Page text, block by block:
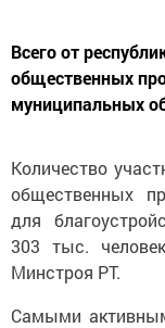
Всего от
общественных
муниципальных
Количество
общественных
для
303 тыс.
Минстроя РТ.
Самыми